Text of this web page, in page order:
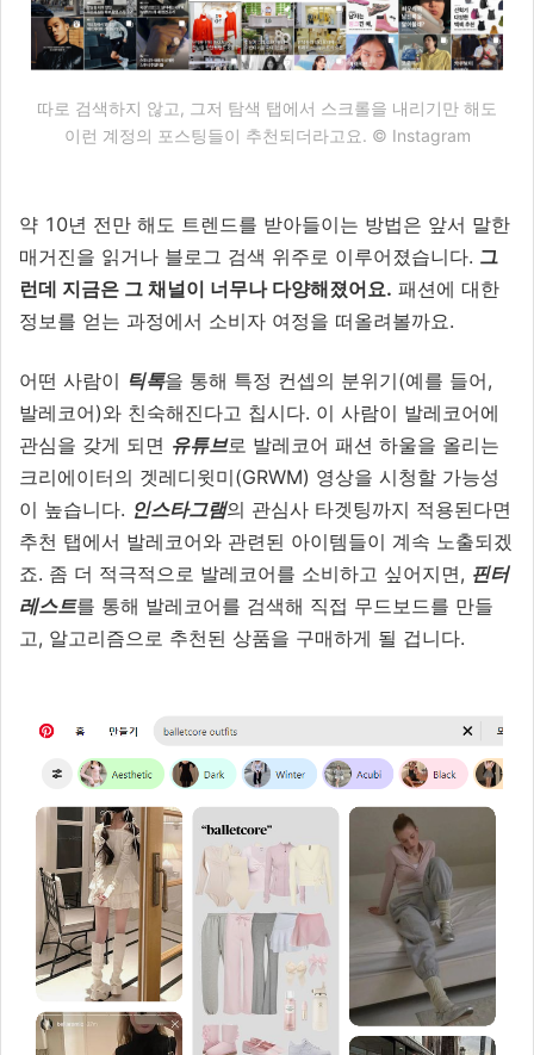
따로 검색하지 않고, 그저 탐색 탭에서 스크롤을 내리기만 해도
이런 계정의 포스팅들이 추천되더라고요. © Instagram
약 10년 전만 해도 트렌드를 받아들이는 방법은 앞서 말한
매거진을 읽거나 블로그 검색 위주로 이루어졌습니다. 그
런데 지금은 그 채널이 너무나 다양해졌어요. 패션에 대한
정보를 얻는 과정에서 소비자 여정을 떠올려볼까요.
어떤 사람이 틱톡을 통해 특정 컨셉의 분위기(예를 들어,
발레코어)와 친숙해진다고 칩시다. 이 사람이 발레코어에
관심을 갖게 되면 유튜브로 발레코어 패션 하울을 올리는
크리에이터의 겟레디윗미(GRWM) 영상을 시청할 가능성
이 높습니다. 인스타그램의 관심사 타겟팅까지 적용된다면
추천 탭에서 발레코어와 관련된 아이템들이 계속 노출되겠
죠. 좀 더 적극적으로 발레코어를 소비하고 싶어지면, 핀터
레스트를 통해 발레코어를 검색해 직접 무드보드를 만들
고, 알고리즘으로 추천된 상품을 구매하게 될 겁니다.